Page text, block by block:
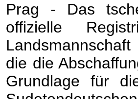
Prag - Das
offizielle
die die
Grundlage für